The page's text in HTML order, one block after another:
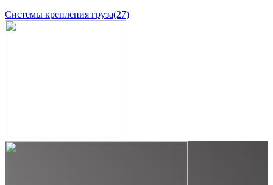
Системы крепления груза(27)